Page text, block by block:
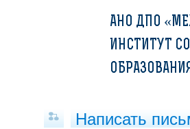
АНО ДПО
ИНСТИТУТ
Написать